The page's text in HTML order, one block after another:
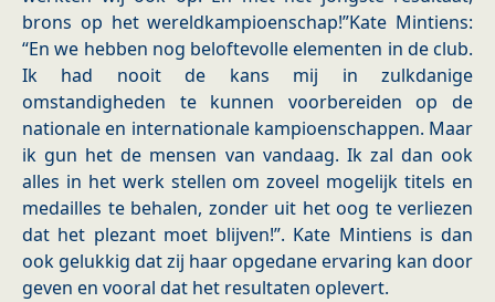
brons op het wereldkampioenschap!”Kate Mintiens:
“En we hebben nog beloftevolle elementen in de club.
Ik had nooit de kans mij in zulkdanige
omstandigheden te kunnen voorbereiden op de
nationale en internationale kampioenschappen. Maar
ik gun het de mensen van vandaag. Ik zal dan ook
alles in het werk stellen om zoveel mogelijk titels en
medailles te behalen, zonder uit het oog te verliezen
dat het plezant moet blijven!”. Kate Mintiens is dan
ook gelukkig dat zij haar opgedane ervaring kan door
geven en vooral dat het resultaten oplevert.